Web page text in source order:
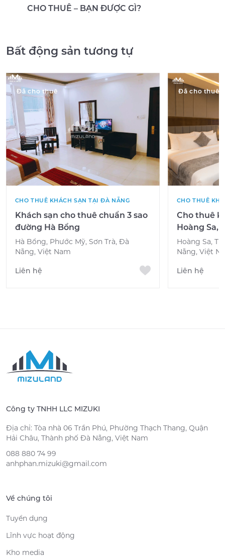
CHO THUÊ – BẠN ĐƯỢC GÌ?
Bất động sản tương tự
Đã cho thuê
CHO THUÊ KHÁCH SẠN TẠI ĐÀ NẴNG
Khách sạn cho thuê chuẩn 3 sao
đường Hà Bổng
Hà Bổng, Phước Mỹ, Sơn Trà, Đà
Nẵng, Việt Nam
Liên hệ
Đã cho thuê
CHO THUÊ
Cho thuê
Hoàng Sa,
Hoàng Sa,
Nẵng, Việt
Liên hệ
Công ty TNHH LLC MIZUKI
Địa chỉ: Tòa nhà 06 Trần Phú, Phường Thạch Thang, Quận
Hải Châu, Thành phố Đà Nẵng, Việt Nam
088 880 74 99
anhphan.mizuki@gmail.com
Về chúng tôi
Tuyển dụng
Lĩnh vực hoạt động
Kho media